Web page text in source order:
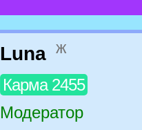
Luna ж
Карма 2455
Модератор